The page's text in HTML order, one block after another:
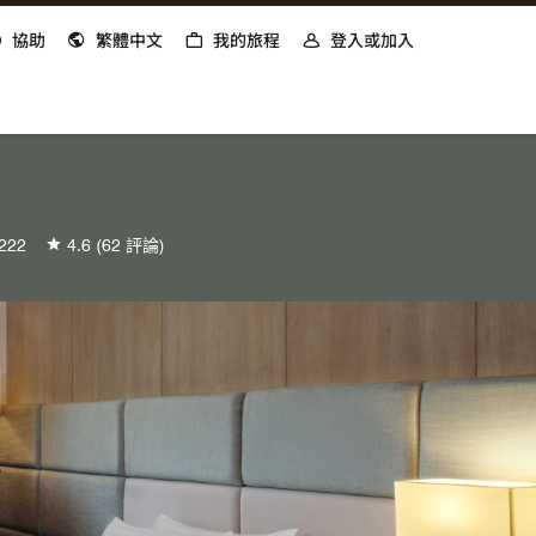
協助 繁體中文 我的旅程 登入或加入
4.6 (62 評論)